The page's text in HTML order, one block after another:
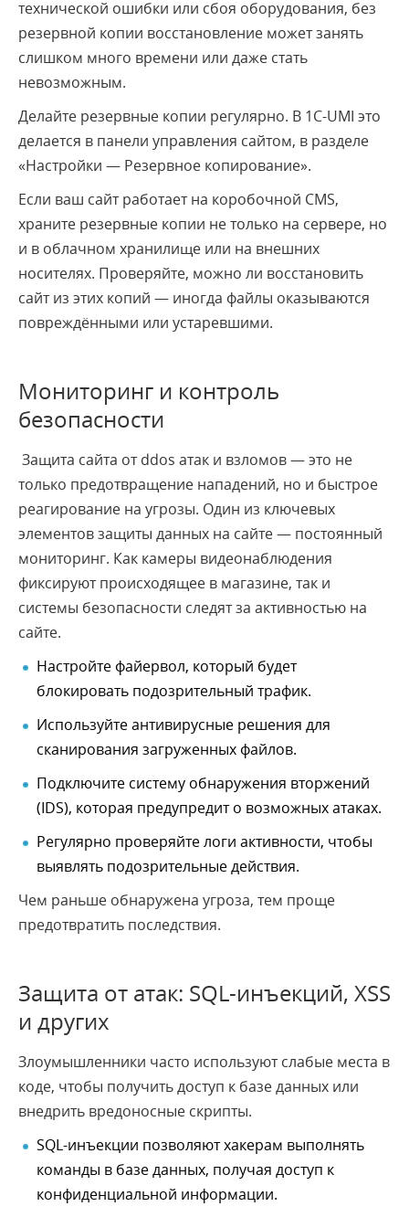
технической ошибки или сбоя оборудования, без
резервной копии восстановление может занять
слишком много времени или даже стать
невозможным.
Делайте резервные копии регулярно. В 1С-UMI это
делается в панели управления сайтом, в разделе
«Настройки — Резервное копирование».
Если ваш сайт работает на коробочной CMS,
храните резервные копии не только на сервере, но
и в облачном хранилище или на внешних
носителях. Проверяйте, можно ли восстановить
сайт из этих копий — иногда файлы оказываются
повреждёнными или устаревшими.
Мониторинг и контроль
безопасности
Защита сайта от ddos атак и взломов — это не
только предотвращение нападений, но и быстрое
реагирование на угрозы. Один из ключевых
элементов защиты данных на сайте — постоянный
мониторинг. Как камеры видеонаблюдения
фиксируют происходящее в магазине, так и
системы безопасности следят за активностью на
сайте.
Настройте файервол, который будет
блокировать подозрительный трафик.
Используйте антивирусные решения для
сканирования загруженных файлов.
Подключите систему обнаружения вторжений
(IDS), которая предупредит о возможных атаках.
Регулярно проверяйте логи активности, чтобы
выявлять подозрительные действия.
Чем раньше обнаружена угроза, тем проще
предотвратить последствия.
Защита от атак: SQL-инъекций, XSS
и других
Злоумышленники часто используют слабые места в
коде, чтобы получить доступ к базе данных или
внедрить вредоносные скрипты.
SQL-инъекции позволяют хакерам выполнять
команды в базе данных, получая доступ к
конфиденциальной информации.